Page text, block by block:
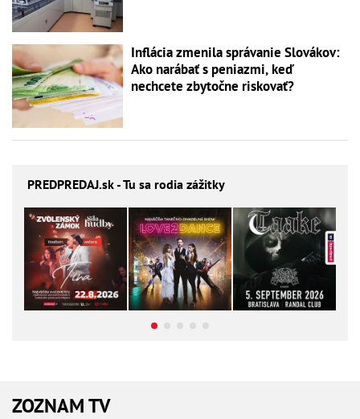
Inflácia zmenila správanie Slovákov:
Ako narábať s peniazmi, keď
nechcete zbytočne riskovať?
PREDPREDAJ.sk - Tu sa rodia zážitky
ZOZNAM TV